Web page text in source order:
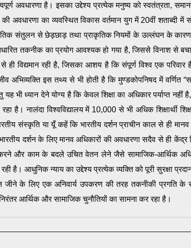
अवधारणा है। इसका उद्देश्य प्रत्येक मनुष्य को स्वतंत्रता,
की अवधारणा का व्यवस्थित विकास वर्तमान युग में 20वीं
संतुलन से छेड़छाड़ तथा प्राकृतिक नियमों के उल्लंघन के
तकनीक का प्रयोग आवश्यक हो गया है, जिससे विनाश से
विद्यमान रही है, जिसका आशय है कि संपूर्ण विश्व एक परिवार
अभिव्यक्ति इस तथ्य से भी होती है कि मुण्डकोपनिषद में वर्णित
यह भी ध्यान देने योग्य है कि केवल शिक्षा का अधिकार पर्याप्त
है। नालंदा विश्वविद्यालय में 10,000 से भी अधिक शिक्षार्थी
संस्कृति या यूँ कहें कि भारतीय दर्शन प्राचीन काल से ही
दर्शन के लिए मानव अधिकारों की अवधारणा सदैव से ही केंद्र
करने और काम के बदले उचित वेतन लेने जैसे सामाजिक-आर्थिक
है। आधुनिक न्याय का उद्देश्य प्रत्येक व्यक्ति को पूरी सुरक्षा
जीने के लिए एक अनिवार्य उपकरण की तरह तकनीकी प्रगति
आर्थिक और सामाजिक चुनौतियों का सामना कर रहा है।